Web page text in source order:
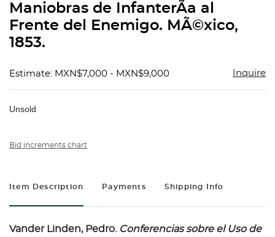
Maniobras de InfanterÃ­a al
Frente del Enemigo. MÃ©xico,
1853.
Estimate: MXN$7,000 - MXN$9,000 Inquire
Unsold
Bid increments chart
Item Description Payments Shipping Info
Vander Linden, Pedro. Conferencias sobre el Uso de